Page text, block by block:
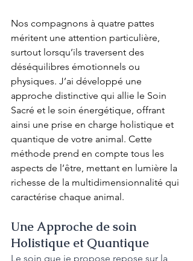
Nos compagnons à quatre pattes
méritent une attention particulière,
surtout lorsqu’ils traversent des
déséquilibres émotionnels ou
physiques. J’ai développé une
approche distinctive qui allie le Soin
Sacré et le soin énergétique, offrant
ainsi une prise en charge holistique et
quantique de votre animal. Cette
méthode prend en compte tous les
aspects de l’être, mettant en lumière la
richesse de la multidimensionnalité qui
caractérise chaque animal.
Une Approche de soin
Holistique et Quantique
Le soin que je propose repose sur la